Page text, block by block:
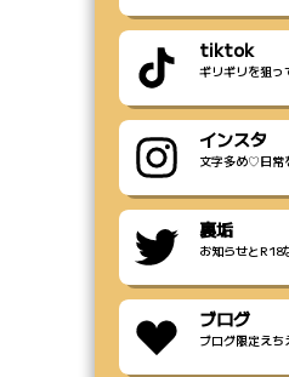
tiktok
ギリギリを狙っ
インスタ
文字多め♡日常
裏垢
お知らせと
ブログ
ブログ限定え